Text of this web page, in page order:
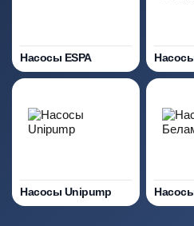
Насосы ESPA
Насосы Unipump